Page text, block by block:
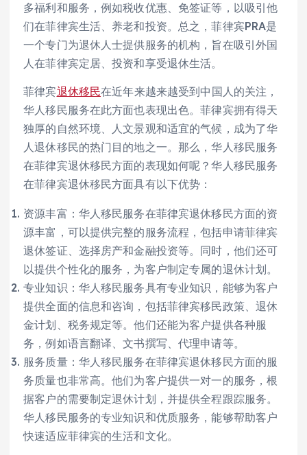
多福利和服务，例如税收优惠、免签证等，以吸引他
们在菲律宾生活、养老和投资。总之，菲律宾PRA是
一个专门为退休人士提供服务的机构，旨在吸引外国
人在菲律宾定居、投资和享受退休生活。
菲律宾退休移民在近年来越来越受到中国人的关注，
华人移民服务在此方面也表现出色。菲律宾拥有得天
独厚的自然环境、人文景观和适宜的气候，成为了华
人退休移民的热门目的地之一。那么，华人移民服务
在菲律宾退休移民方面的表现如何呢？华人移民服务
在菲律宾退休移民方面具有以下优势：
资源丰富：华人移民服务在菲律宾退休移民方面的资
源丰富，可以提供完整的服务流程，包括申请菲律宾
退休签证、选择房产和金融投资等。同时，他们还可
以提供个性化的服务，为客户制定专属的退休计划。
专业知识：华人移民服务具有专业知识，能够为客户
提供全面的信息和咨询，包括菲律宾移民政策、退休
金计划、税务规定等。他们还能为客户提供各种服
务，例如语言翻译、文书撰写、代理申请等。
服务质量：华人移民服务在菲律宾退休移民方面的服
务质量也非常高。他们为客户提供一对一的服务，根
据客户的需要制定退休计划，并提供全程跟踪服务。
华人移民服务的专业知识和优质服务，能够帮助客户
快速适应菲律宾的生活和文化。